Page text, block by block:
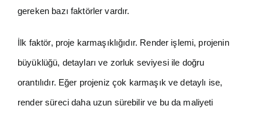
gereken bazı faktörler vardır.
İlk faktör, proje karmaşıklığıdır. Render işlemi, projenin
büyüklüğü, detayları ve zorluk seviyesi ile doğru
orantılıdır. Eğer projeniz çok karmaşık ve detaylı ise,
render süreci daha uzun sürebilir ve bu da maliyeti